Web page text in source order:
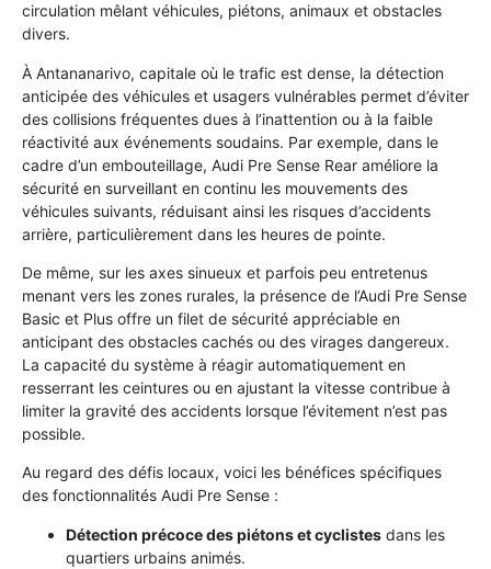
circulation mêlant véhicules, piétons, animaux et obstacles
divers.
À Antananarivo, capitale où le trafic est dense, la détection
anticipée des véhicules et usagers vulnérables permet d’éviter
des collisions fréquentes dues à l’inattention ou à la faible
réactivité aux événements soudains. Par exemple, dans le
cadre d’un embouteillage, Audi Pre Sense Rear améliore la
sécurité en surveillant en continu les mouvements des
véhicules suivants, réduisant ainsi les risques d’accidents
arrière, particulièrement dans les heures de pointe.
De même, sur les axes sinueux et parfois peu entretenus
menant vers les zones rurales, la présence de l’Audi Pre Sense
Basic et Plus offre un filet de sécurité appréciable en
anticipant des obstacles cachés ou des virages dangereux.
La capacité du système à réagir automatiquement en
resserrant les ceintures ou en ajustant la vitesse contribue à
limiter la gravité des accidents lorsque l’évitement n’est pas
possible.
Au regard des défis locaux, voici les bénéfices spécifiques
des fonctionnalités Audi Pre Sense :
Détection précoce des piétons et cyclistes dans les
quartiers urbains animés.